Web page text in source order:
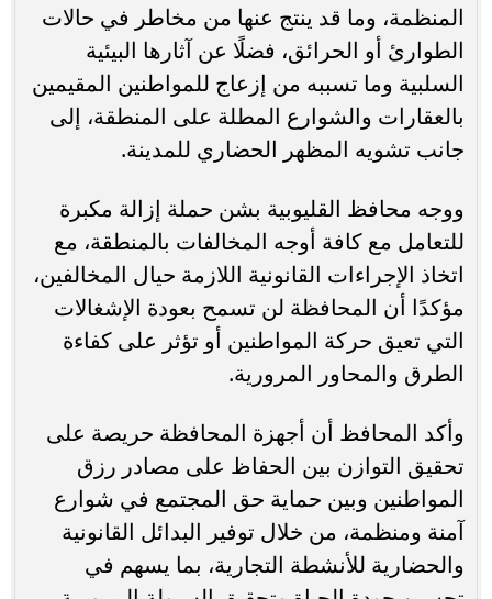
المنظمة، وما قد ينتج عنها من مخاطر في حالات
الطوارئ أو الحرائق، فضلًا عن آثارها البيئية
السلبية وما تسببه من إزعاج للمواطنين المقيمين
بالعقارات والشوارع المطلة على المنطقة، إلى
جانب تشويه المظهر الحضاري للمدينة.
ووجه محافظ القليوبية بشن حملة إزالة مكبرة
للتعامل مع كافة أوجه المخالفات بالمنطقة، مع
اتخاذ الإجراءات القانونية اللازمة حيال المخالفين،
مؤكدًا أن المحافظة لن تسمح بعودة الإشغالات
التي تعيق حركة المواطنين أو تؤثر على كفاءة
الطرق والمحاور المرورية.
وأكد المحافظ أن أجهزة المحافظة حريصة على
تحقيق التوازن بين الحفاظ على مصادر رزق
المواطنين وبين حماية حق المجتمع في شوارع
آمنة ومنظمة، من خلال توفير البدائل القانونية
والحضارية للأنشطة التجارية، بما يسهم في